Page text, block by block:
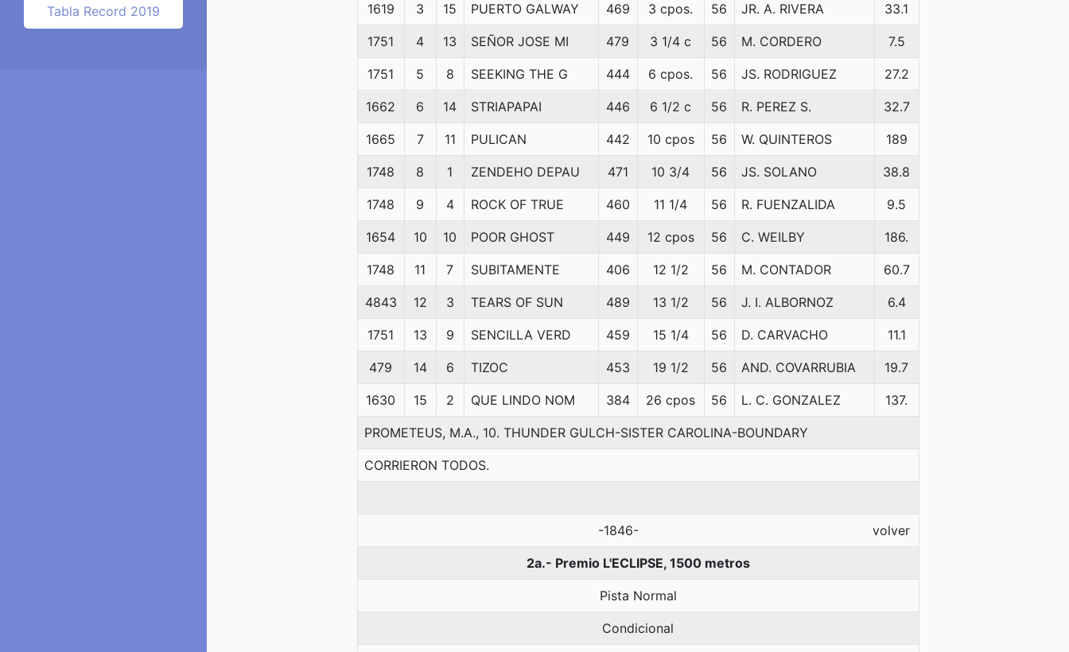
Tabla Record 2019 1619 3 15 PUERTO GALWAY 469 3 cpos. 56 JR. A. RIVERA 33.1
1751 4 13 SEÑOR JOSE MI 479 3 1/4 c 56 M. CORDERO 7.5
1751 5 8 SEEKING THE G 444 6 cpos. 56 JS. RODRIGUEZ 27.2
1662 6 14 STRIAPAPAI 446 6 1/2 c 56 R. PEREZ S. 32.7
1665 7 11 PULICAN 442 10 cpos 56 W. QUINTEROS 189
1748 8 1 ZENDEHO DEPAU 471 10 3/4 56 JS. SOLANO 38.8
1748 9 4 ROCK OF TRUE 460 11 1/4 56 R. FUENZALIDA 9.5
1654 10 10 POOR GHOST 449 12 cpos 56 C. WEILBY 186.
1748 11 7 SUBITAMENTE 406 12 1/2 56 M. CONTADOR 60.7
4843 12 3 TEARS OF SUN 489 13 1/2 56 J. I. ALBORNOZ 6.4
1751 13 9 SENCILLA VERD 459 15 1/4 56 D. CARVACHO 11.1
479 14 6 TIZOC 453 19 1/2 56 AND. COVARRUBIA 19.7
1630 15 2 QUE LINDO NOM 384 26 cpos 56 L. C. GONZALEZ 137.
PROMETEUS, M.A., 10. THUNDER GULCH-SISTER CAROLINA-BOUNDARY
CORRIERON TODOS.
-1846- volver
2a.- Premio L'ECLIPSE, 1500 metros
Pista Normal
Condicional